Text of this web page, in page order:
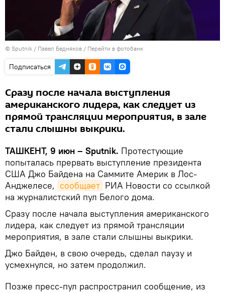
© Sputnik / Павел Бедняков / Перейти в фотобанк
Подписаться
Сразу после начала выступления
американского лидера, как следует из
прямой трансляции мероприятия, в зале
стали слышны выкрики.
ТАШКЕНТ, 9 июн – Sputnik. Протестующие
попыталась прервать выступление президента
США Джо Байдена на Саммите Америк в Лос-
Анджелесе, сообщает РИА Новости со ссылкой
на журналистский пул Белого дома.
Сразу после начала выступления американского
лидера, как следует из прямой трансляции
мероприятия, в зале стали слышны выкрики.
Джо Байден, в свою очередь, сделал паузу и
усмехнулся, но затем продолжил.
Позже пресс-пул распространил сообщение, из